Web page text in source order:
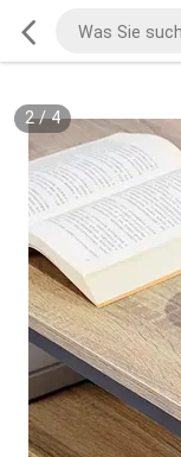
2/4